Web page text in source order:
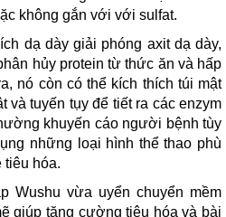
không gắn với với sulfat.
dạ dày giải phóng axit dạ dày,
hủy protein từ thức ăn và hấp
nó còn có thể kích thích túi mật
và tuyến tụy để tiết ra các enzym
khuyến cáo người bệnh tùy
những loại hình thể thao phù
tiêu hóa.
Wushu vừa uyển chuyển mềm
giúp tăng cường tiêu hóa và bài